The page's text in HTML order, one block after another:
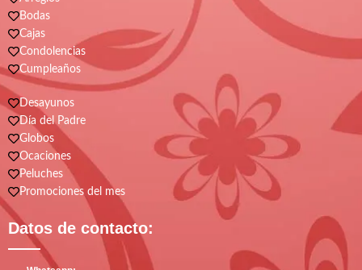
Bodas
Cajas
Condolencias
Cumpleaños
Desayunos
Día del Padre
Globos
Ocaciones
Peluches
Promociones del mes
Datos de contacto: